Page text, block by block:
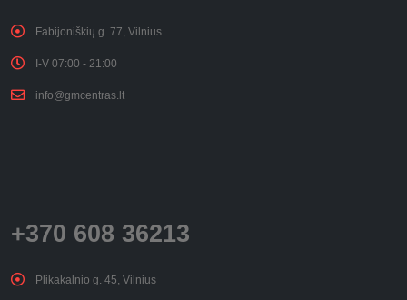
Fabijoniškių g. 77, Vilnius
I-V 07:00 - 21:00
info@gmcentras.lt
+370 608 36213
Plikakalnio g. 45, Vilnius